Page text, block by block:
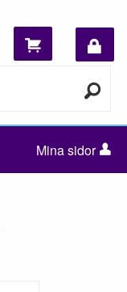
Mina sidor